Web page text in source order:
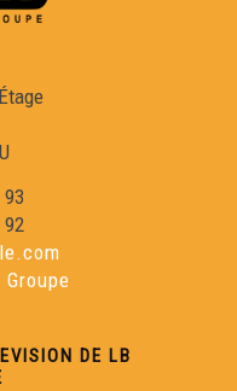
blats
92
Groupe
DE LB